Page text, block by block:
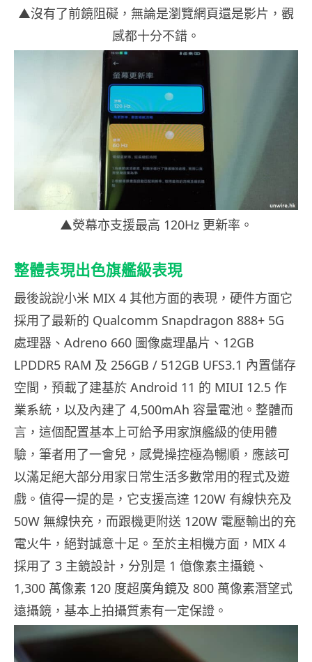
▲沒有了前鏡阻礙，無論是瀏覽網頁還是影片，觀
感都十分不錯。
▲熒幕亦支援最高 120Hz 更新率。
整體表現出色旗艦級表現
最後說說小米 MIX 4 其他方面的表現，硬件方面它
採用了最新的 Qualcomm Snapdragon 888+ 5G
處理器、Adreno 660 圖像處理晶片、12GB
LPDDR5 RAM 及 256GB / 512GB UFS3.1 內置儲存
空間，預載了建基於 Android 11 的 MIUI 12.5 作
業系統，以及內建了 4,500mAh 容量電池。整體而
言，這個配置基本上可給予用家旗艦級的使用體
驗，筆者用了一會兒，感覺操控極為暢順，應該可
以滿足絕大部分用家日常生活多數常用的程式及遊
戲。值得一提的是，它支援高達 120W 有線快充及
50W 無線快充，而跟機更附送 120W 電壓輸出的充
電火牛，絕對誠意十足。至於主相機方面，MIX 4
採用了 3 主鏡設計，分別是 1 億像素主攝鏡、
1,300 萬像素 120 度超廣角鏡及 800 萬像素潛望式
遠攝鏡，基本上拍攝質素有一定保證。